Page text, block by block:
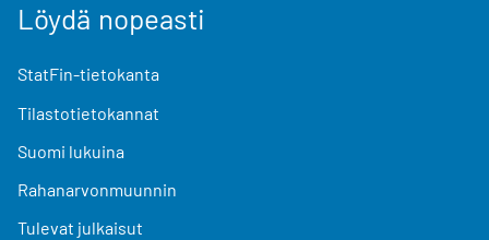
Löydä nopeasti
StatFin-tietokanta
Tilastotietokannat
Suomi lukuina
Rahanarvonmuunnin
Tulevat julkaisut